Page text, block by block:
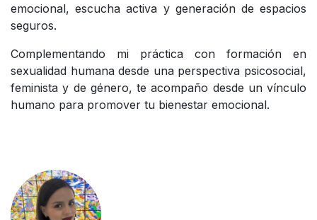
emocional, escucha activa y generación de espacios
seguros.
Complementando mi práctica con formación en
sexualidad humana desde una perspectiva psicosocial,
feminista y de género, te acompaño desde un vínculo
humano para promover tu bienestar emocional.